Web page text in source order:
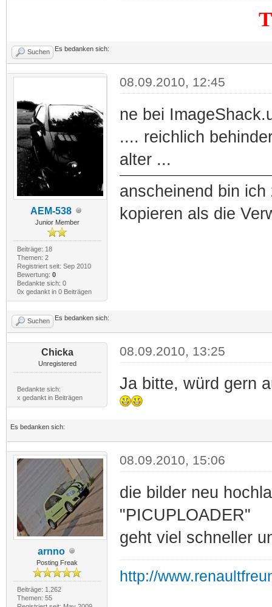
Suchen Es bedanken sich:
AEM-538
Junior Member
Beiträge: 18
Themen: 2
Registriert seit: Sep 2010
Bewertung: 0
Bedankte sich: 0
0x gedankt in 0 Beiträgen
08.09.2010, 12:45
ne bei
.... reichlich
alter ...
anscheinend bin
kopieren als die
Suchen Es bedanken sich:
Chicka
Unregistered
Bedankte sich:
x gedankt in Beiträgen
08.09.2010, 13:25
Ja bitte, würd gern
Es bedanken sich:
arnno
Posting Freak
Beiträge: 1.262
Themen: 55
08.09.2010, 15:06
die bilder neu
"PICUPLOADER"
geht viel schneller
http://